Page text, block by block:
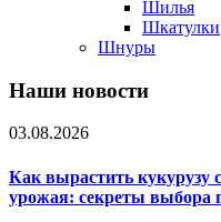
Шилья
Шкатулки
Шнуры
Наши новости
03.08.2026
Как вырастить кукурузу
урожая: секреты выбора